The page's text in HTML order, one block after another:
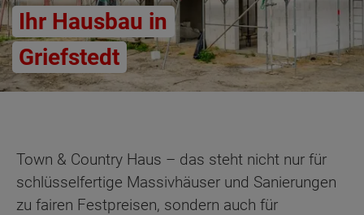
Ihr Hausbau in
Griefstedt
Town & Country Haus – das steht nicht nur für
schlüsselfertige Massivhäuser und Sanierungen
zu fairen Festpreisen, sondern auch für